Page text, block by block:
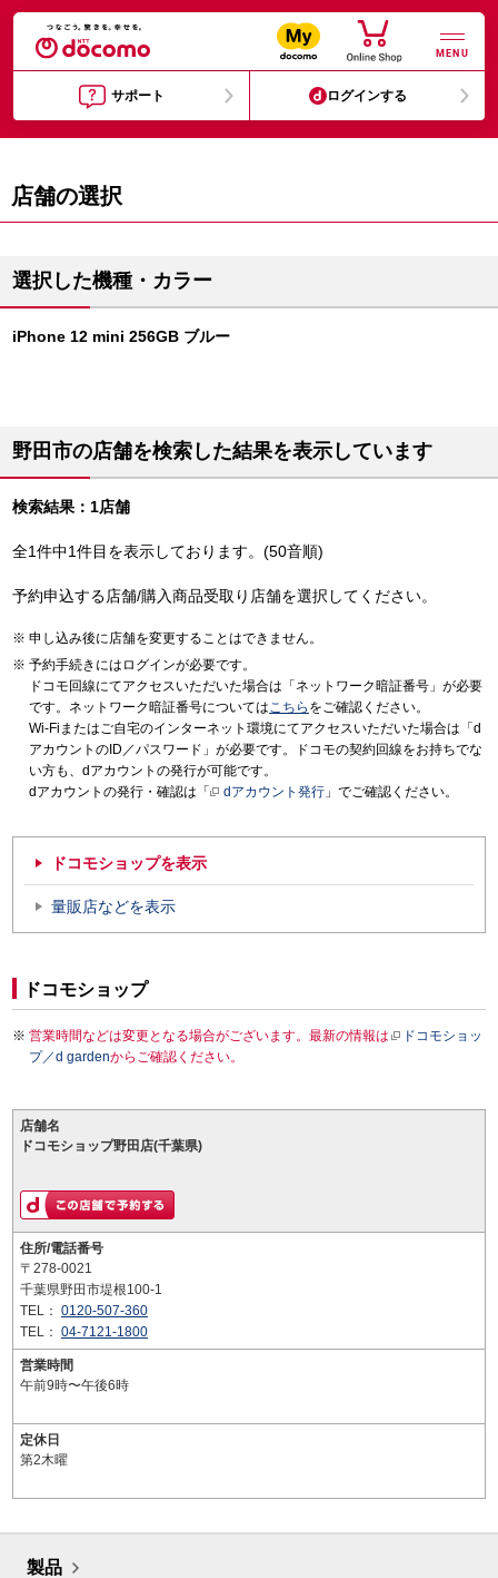
MENU
サポート ログインする
店舗の選択
選択した機種・カラー
iPhone 12 mini 256GB ブルー
野田市の店舗を検索した結果を表示しています
検索結果：1店舗
全1件中1件目を表示しております。(50音順)
予約申込する店舗/購入商品受取り店舗を選択してください。
申し込み後に店舗を変更することはできません。
予約手続きにはログインが必要です。
ドコモ回線にてアクセスいただいた場合は「ネットワーク暗証番号」が必要
です。ネットワーク暗証番号についてはこちら をご確認ください。
Wi-Fiまたはご自宅のインターネット環境にてアクセスいただいた場合は「d
アカウントのID／パスワード」が必要です。ドコモの契約回線をお持ちでな
い方も、dアカウントの発行が可能です。
dアカウントの発行・確認は「
dアカウント発行 」でご確認ください。
ドコモショップを表示
量販店などを表示
ドコモショップ
営業時間などは変更となる場合がございます。最新の情報は
ドコモショッ
プ／d gardenからご確認ください。
店舗名
ドコモショップ野田店(千葉県)
住所/電話番号
〒278-0021
千葉県野田市堤根100-1
TEL： 0120-507-360
TEL： 04-7121-1800
営業時間
午前9時〜午後6時
定休日
第2木曜
製品